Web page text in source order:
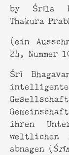
by Śrīla
Thakura
(ein
24, Nummer
Śrī
ihren
weltlichen
abnagen (